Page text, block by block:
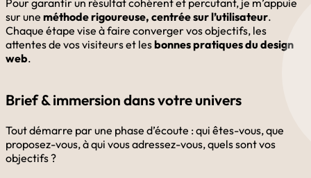
Pour garantir un résultat cohérent et percutant, je m’appuie
sur une méthode rigoureuse, centrée sur l’utilisateur.
Chaque étape vise à faire converger vos objectifs, les
attentes de vos visiteurs et lesbonnes pratiques du design
web.
Brief & immersion dans votre univers
Tout démarre par une phase d’écoute : qui êtes-vous, que
proposez-vous, à qui vous adressez-vous, quels sont vos
objectifs ?